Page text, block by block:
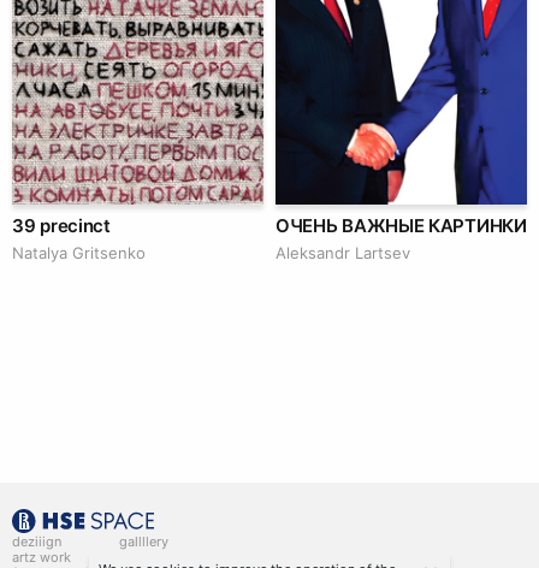
39 precinct
Natalya Gritsenko
ОЧЕНЬ ВАЖНЫЕ КАРТИНКИ
Аleksandr Lartsev
deziiign
artz work
gallllery